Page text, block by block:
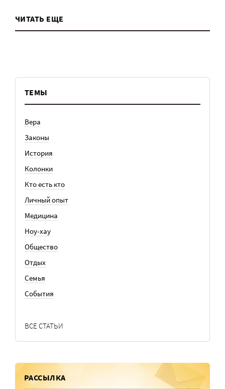
ЧИТАТЬ ЕЩЕ
ТЕМЫ
Вера
Законы
История
Колонки
Кто есть кто
Личный опыт
Медицина
Ноу-хау
Общество
Отдых
Семья
События
ВСЕ СТАТЬИ
РАССЫЛКА